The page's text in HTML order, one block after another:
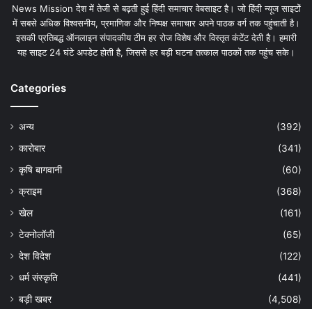
News Mission देश में तेजी से बढ़ती हुई हिंदी समाचार वेबसाइट है। जो हिंदी न्यूज साइटों
में सबसे अधिक विश्वसनीय, प्रमाणिक और निष्पक्ष समाचार अपने पाठक वर्ग तक पहुंचाती है।
इसकी प्रतिबद्ध ऑनलाइन संपादकीय टीम हर रोज विशेष और विस्तृत कंटेंट देती है। हमारी
यह साइट 24 घंटे अपडेट होती है, जिससे हर बड़ी घटना तत्काल पाठकों तक पहुंच सके।
Categories
अन्य
(392)
कारोबार
(341)
कृषि बागवानी
(60)
क्राइम
(368)
खेल
(161)
टेक्नोलॉजी
(65)
देश विदेश
(122)
धर्म संस्कृति
(441)
बड़ी खबर
(4,508)